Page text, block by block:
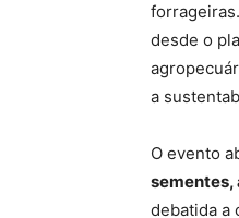
desde o
a
O evento
sementes,
debatida a